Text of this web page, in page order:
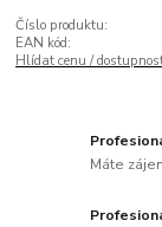
Číslo produktu:
EAN kód:
Hlídat cenu /
Máte